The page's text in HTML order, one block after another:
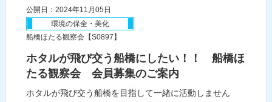
公開日：2024年11月05日
環境の保全・美化
船橋ほたる観察会【S0897】
ホタルが飛び交う船橋にしたい！！ 船橋ほ
たる観察会 会員募集のご案内
ホタルが飛び交う船橋を目指して一緒に活動しません